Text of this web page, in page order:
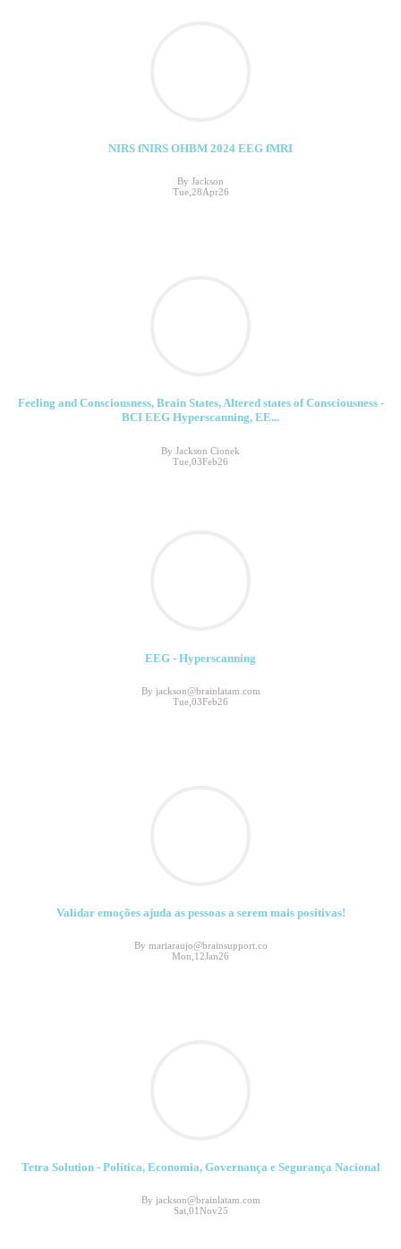
NIRS fNIRS OHBM 2024 EEG fMRI
By Jackson
Tue,28Apr26
Feeling and Consciousness, Brain States, Altered states of Consciousness -
BCI EEG Hyperscanning, EE...
By Jackson Cionek
Tue,03Feb26
EEG - Hyperscanning
By jackson@brainlatam.com
Tue,03Feb26
Validar emoções ajuda as pessoas a serem mais positivas!
By mariaraujo@brainsupport.co
Mon,12Jan26
Tetra Solution - Política, Economia, Governança e Segurança Nacional
By jackson@brainlatam.com
Sat,01Nov25